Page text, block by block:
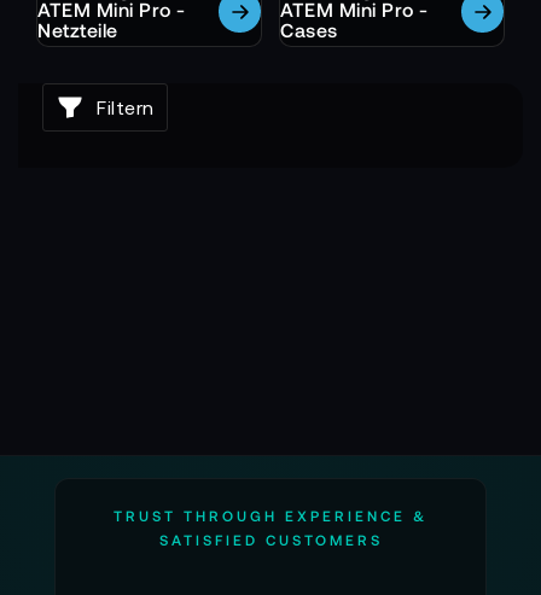
ATEM Mini Pro -
Netzteile
ATEM Mini Pro -
Cases
Filtern
TRUST THROUGH EXPERIENCE &
SATISFIED CUSTOMERS